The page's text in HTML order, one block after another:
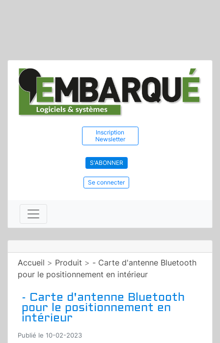
Inscription
Newsletter
S'ABONNER
Se connecter
Accueil > Produit > - Carte d'antenne Bluetooth
pour le positionnement en intérieur
- Carte d'antenne Bluetooth
pour le positionnement en
intérieur
Publié le 10-02-2023